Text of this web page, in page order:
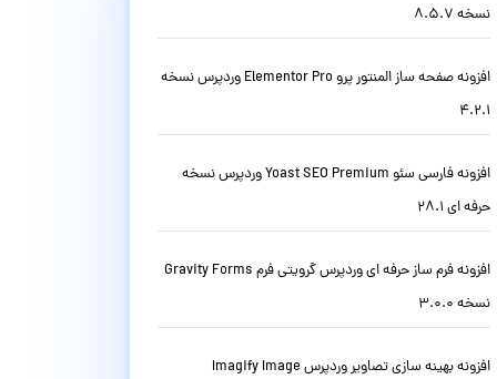
نسخه 8.5.7
افزونه صفحه ساز المنتور پرو Elementor Pro وردپرس نسخه
4.2.1
افزونه فارسی سئو Yoast SEO Premium وردپرس نسخه
حرفه ای 28.1
افزونه فرم ساز حرفه ای وردپرس گرویتی فرم Gravity Forms
نسخه 3.0.0
افزونه بهینه سازی تصاویر وردپرس Imagify Image